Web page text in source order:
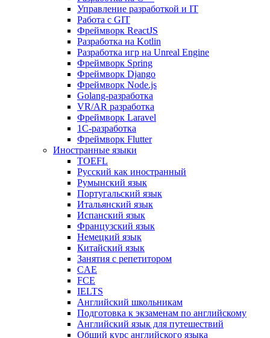
Управление разработкой и IT
Работа с GIT
Фреймворк ReactJS
Разработка на Kotlin
Разработка игр на Unreal Engine
Фреймворк Spring
Фреймворк Django
Фреймворк Node.js
Golang-разработка
VR/AR разработка
Фреймворк Laravel
1C-разработка
Фреймворк Flutter
Иностранные языки
TOEFL
Русский как иностранный
Румынский язык
Португальский язык
Итальянский язык
Испанский язык
Французский язык
Немецкий язык
Китайский язык
Занятия с репетитором
CAE
FCE
IELTS
Английский школьникам
Подготовка к экзаменам по английскому
Английский язык для путешествий
Общий курс английского языка